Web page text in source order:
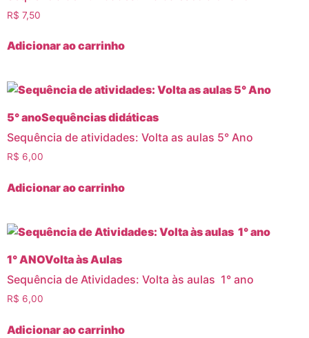
R$ 7,50
Adicionar ao carrinho
5° anoSequências didáticas
Sequência de atividades: Volta as aulas 5° Ano
R$ 6,00
Adicionar ao carrinho
1° ANOVolta às Aulas
Sequência de Atividades: Volta às aulas 1° ano
R$ 6,00
Adicionar ao carrinho